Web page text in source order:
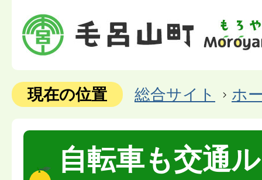
現在の位置 総合サイト ホ
自転車も交通